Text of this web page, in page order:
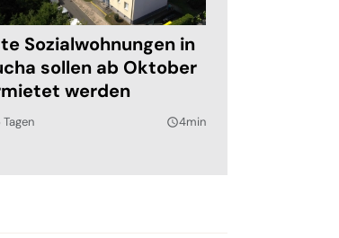
Sozialwohnungen in
sollen ab Oktober
werden
query_builder4min